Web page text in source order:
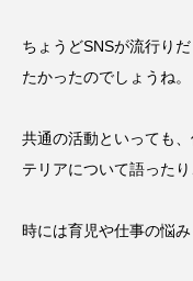
ちょうどSNSが流行り
たかったのでしょうね。
共通の活動といっても
テリアについて語った
時には育児や仕事の悩み